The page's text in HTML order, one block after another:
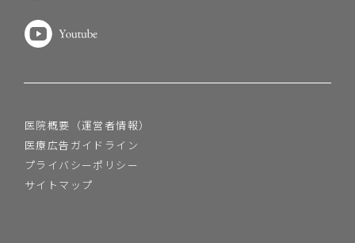
医院概要（運営者情報）
医療広告ガイドライン
プライバシーポリシー
サイトマップ